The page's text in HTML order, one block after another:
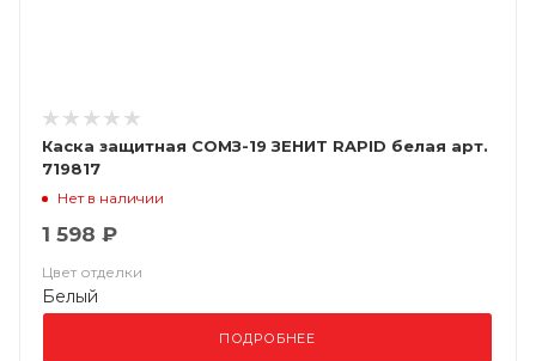
Каска защитная СОМЗ-19 ЗЕНИТ RAPID белая арт.
719817
Нет в наличии
1 598 ₽
Цвет отделки
Белый
ПОДРОБНЕЕ